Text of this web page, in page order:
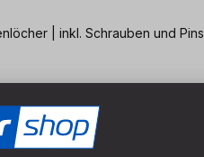
| inkl. Schrauben und Pins